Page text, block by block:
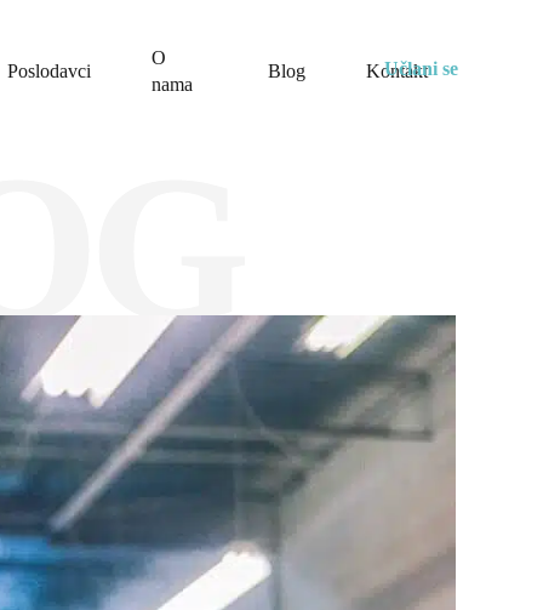
Poslodavci
O
nama
Blog Kontakt
Učlani se